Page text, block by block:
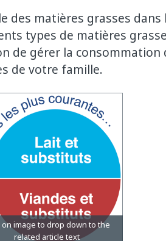
des matières grasses dans
types de matières
de gérer la consommation
de votre famille.